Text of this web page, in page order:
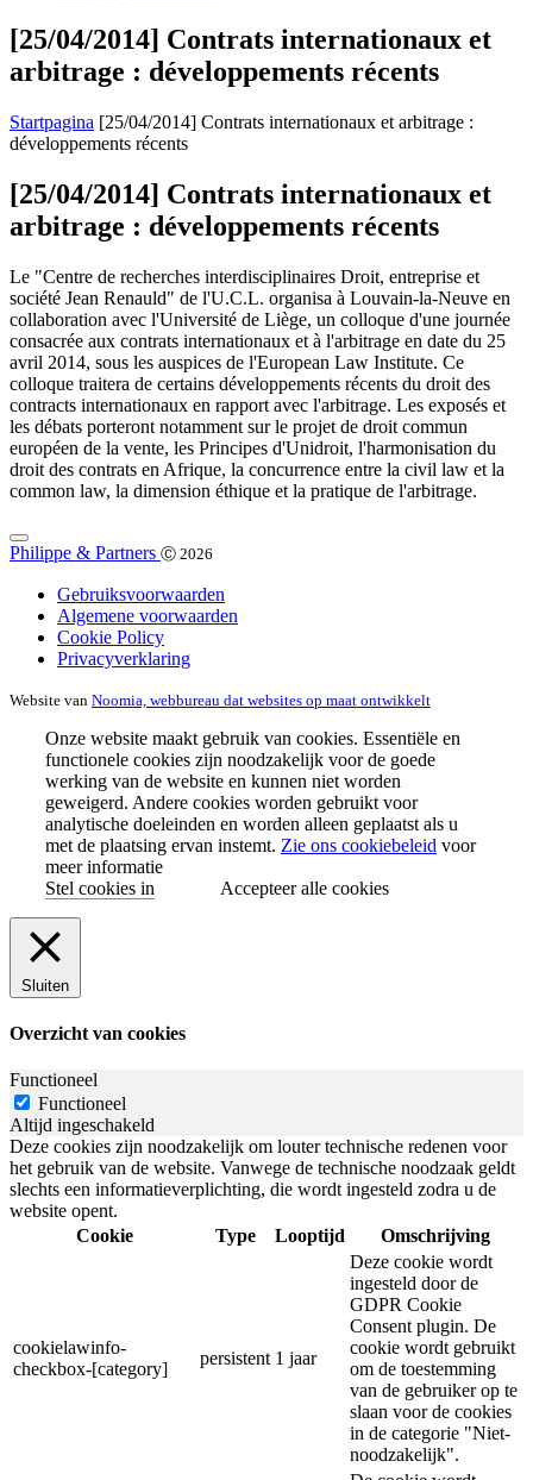
[25/04/2014] Contrats internationaux et
arbitrage : développements récents
Startpagina [25/04/2014] Contrats internationaux et arbitrage :
développements récents
[25/04/2014] Contrats internationaux et
arbitrage : développements récents
Le "Centre de recherches interdisciplinaires Droit, entreprise et
société Jean Renauld" de l'U.C.L. organisa à Louvain-la-Neuve en
collaboration avec l'Université de Liège, un colloque d'une journée
consacrée aux contrats internationaux et à l'arbitrage en date du 25
avril 2014, sous les auspices de l'European Law Institute. Ce
colloque traitera de certains développements récents du droit des
contracts internationaux en rapport avec l'arbitrage. Les exposés et
les débats porteront notamment sur le projet de droit commun
européen de la vente, les Principes d'Unidroit, l'harmonisation du
droit des contrats en Afrique, la concurrence entre la civil law et la
common law, la dimension éthique et la pratique de l'arbitrage.
Philippe & Partners Ⓒ 2026
Gebruiksvoorwaarden
Algemene voorwaarden
Cookie Policy
Privacyverklaring
Website van Noomia, webbureau dat websites op maat ontwikkelt
Onze website maakt gebruik van cookies. Essentiële en
functionele cookies zijn noodzakelijk voor de goede
werking van de website en kunnen niet worden
geweigerd. Andere cookies worden gebruikt voor
analytische doeleinden en worden alleen geplaatst als u
met de plaatsing ervan instemt. Zie ons cookiebeleid voor
meer informatie
Stel cookies in
Accepteer alle cookies
Sluiten
Overzicht van cookies
Functioneel
Functioneel
Altijd ingeschakeld
Deze cookies zijn noodzakelijk om louter technische redenen voor
het gebruik van de website. Vanwege de technische noodzaak geldt
slechts een informatieverplichting, die wordt ingesteld zodra u de
website opent.
Cookie
Type Looptijd Omschrijving
cookielawinfo-
checkbox-[category]
persistent 1 jaar
Deze cookie wordt
ingesteld door de
GDPR Cookie
Consent plugin. De
cookie wordt gebruikt
om de toestemming
van de gebruiker op te
slaan voor de cookies
in de categorie "Niet-
noodzakelijk".